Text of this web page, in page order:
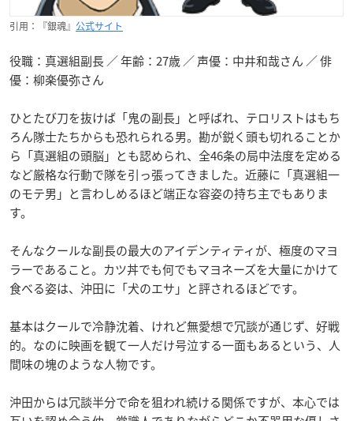
引用：『銀魂』 公式サイト
役職：真選組副長 ／ 年齢：27歳 ／ 声優：中井和哉さん ／ 俳
優：柳楽優弥さん
ひとたび刀を抜けば「鬼の副長」と呼ばれ、テロリストはもち
ろん隊士たちからも恐れられる男。勘が鋭く頭も切れることか
ら「真選組の頭脳」とも認められ、全46条の局中法度を定める
など厳格な行動で隊を引っ張ってきました。近藤に「真選組一
のモテ男」と言わしめるほど端正な容姿の持ち主でもありま
す。
そんなクールな副長の最大のアイデンティティが、極度のマヨ
ラーであること。カツ丼でも何でもマヨネーズを大量にかけて
食べる姿は、沖田に「犬のエサ」と評されるほどです。
基本はクールで冷静沈着、けれど無愛想で冗談が通じず、好戦
的。なのに映画を観て一人だけ号泣する一面もあるという、人
間味の塊のような人物です。
沖田からは冗談半分で命を狙われ続ける関係ですが、本心では